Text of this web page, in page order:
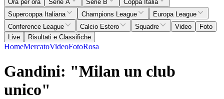
Ora per ora Serie A Serie B
Coppa Italia
Supercoppa Italiana
Champions League
Europa League
Conference League
Calcio Estero Squadre Video
Foto
Live
Risultati e Classifiche
HomeMercatoVideoFotoRosa
Gandini: "Milan un club
unico"